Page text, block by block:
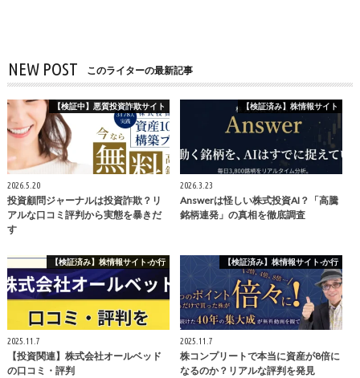
NEW POST このライターの最新記事
【検証中】悪質投資詐欺サイト
2026.5.20
投資顧問ジャーナルは投資詐欺？リ
アルな口コミ評判から実態を暴きだ
す
【検証済み】株情報サイト
2026.3.23
Answerは怪しい株式投資AI？「高騰
銘柄連発」の真相を徹底調査
【検証済み】株情報サイト-か行
2025.11.7
【投資関連】株式会社オールベッド
の口コミ・評判
【検証済み】株情報サイト-か行
2025.11.7
株コンプリートで本当に資産が8倍に
なるのか？リアルな評判を発見